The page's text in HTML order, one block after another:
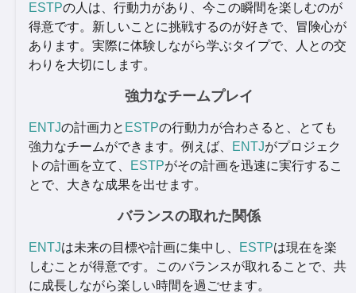
ESTPの人は、行動力があり、今この瞬間を楽しむのが
得意です。新しいことに挑戦するのが好きで、冒険心が
あります。実際に体験しながら学ぶタイプで、人との交
わりを大切にします。
強力なチームプレイ
ENTJの計画力と ESTPの行動力が合わさると、とても
強力なチームができます。例えば、
ENTJがプロジェク
トの計画を立て、
ESTPがその計画を迅速に実行するこ
とで、大きな成果を出せます。
バランスの取れた関係
ENTJは未来の目標や計画に集中し、 ESTPは現在を楽
しむことが得意です。このバランスが取れることで、共
に成長しながら楽しい時間を過ごせます。